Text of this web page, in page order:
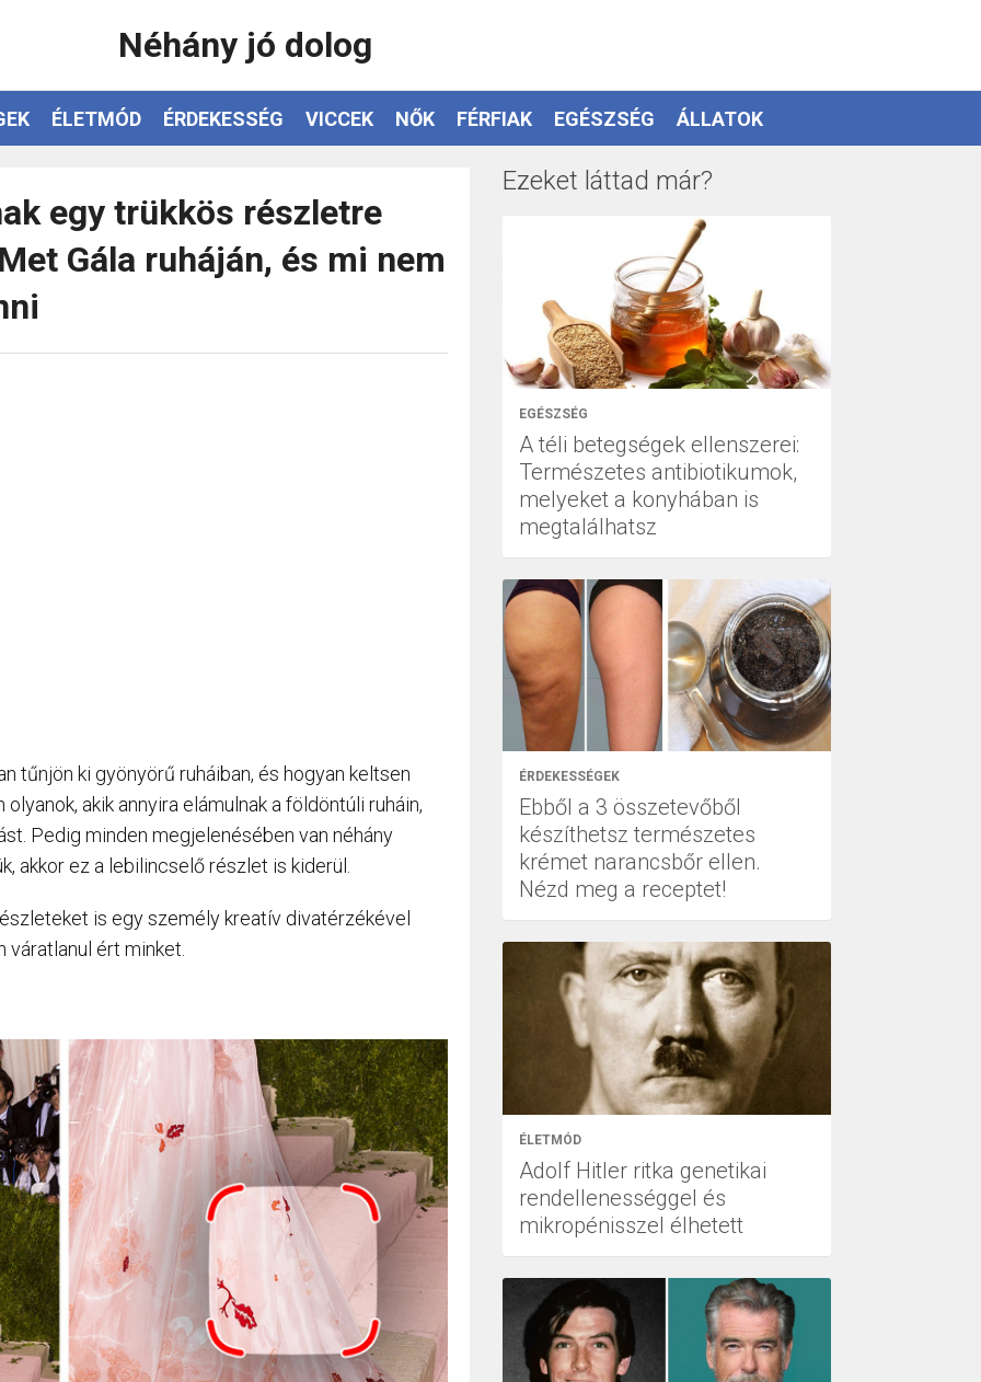
Néhány jó dolog
ÉLETMÓD ÉRDEKESSÉG VICCEK NŐK FÉRFIAK EGÉSZSÉG ÁLLATOK
egy trükkös részletre
Gála ruháján, és mi nem
tűnjön ki gyönyörű ruháiban, és hogyan keltsen
akik annyira elámulnak a földöntúli ruháin,
Pedig minden megjelenésében van néhány
akkor ez a lebilincselő részlet is kiderül.
is egy személy kreatív divatérzékével
ért minket.
Ezeket láttad már?
EGÉSZSÉG
A téli betegségek ellenszerei:
Természetes antibiotikumok,
melyeket a konyhában is
megtalálhatsz
ÉRDEKESSÉGEK
Ebből a 3 összetevőből
készíthetsz természetes
krémet narancsbőr ellen.
Nézd meg a receptet!
ÉLETMÓD
Adolf Hitler ritka genetikai
rendellenességgel és
mikropénisszel élhetett